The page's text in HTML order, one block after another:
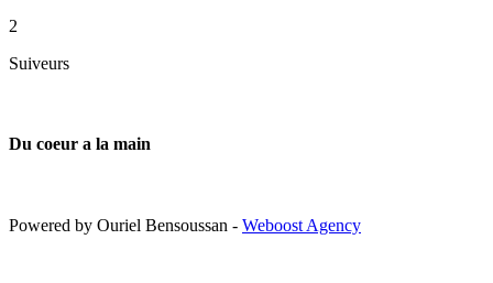
2
Suiveurs
Du coeur a la main
Powered by Ouriel Bensoussan - Weboost Agency